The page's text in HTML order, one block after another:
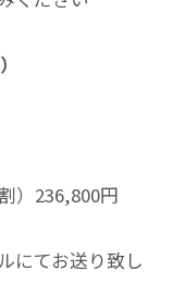
）236,800円
にてお送り致し